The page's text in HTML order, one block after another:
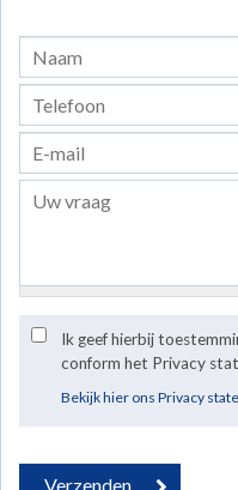
Ik geef hierbij
conform het Privacy
Bekijk hier ons Privacy